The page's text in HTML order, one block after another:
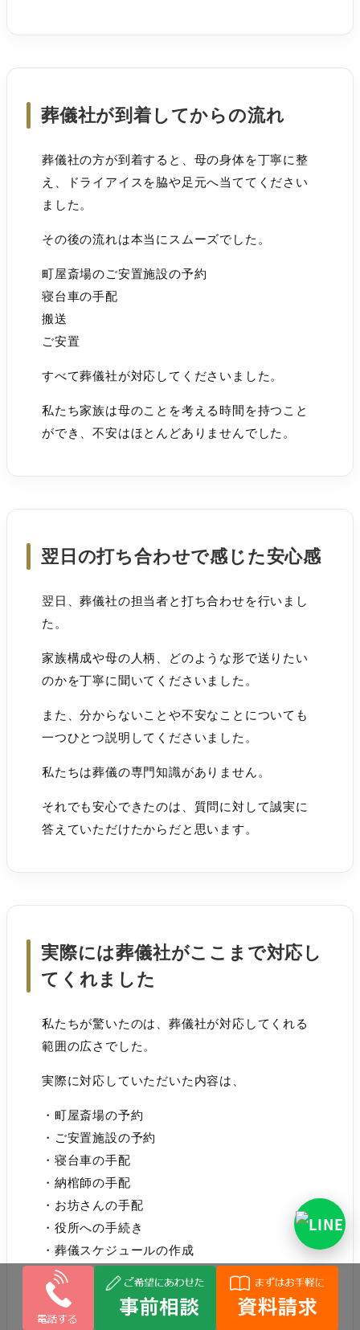
葬儀社が到着してからの流れ
葬儀社の方が到着すると、母の身体を丁寧に整
え、ドライアイスを脇や足元へ当ててください
ました。
その後の流れは本当にスムーズでした。
町屋斎場のご安置施設の予約
寝台車の手配
搬送
ご安置
すべて葬儀社が対応してくださいました。
私たち家族は母のことを考える時間を持つこと
ができ、不安はほとんどありませんでした。
翌日の打ち合わせで感じた安心感
翌日、葬儀社の担当者と打ち合わせを行いまし
た。
家族構成や母の人柄、どのような形で送りたい
のかを丁寧に聞いてくださいました。
また、分からないことや不安なことについても
一つひとつ説明してくださいました。
私たちは葬儀の専門知識がありません。
それでも安心できたのは、質問に対して誠実に
答えていただけたからだと思います。
実際には葬儀社がここまで対応し
てくれました
私たちが驚いたのは、葬儀社が対応してくれる
範囲の広さでした。
実際に対応していただいた内容は、
・町屋斎場の予約
・ご安置施設の予約
・寝台車の手配
・納棺師の手配
・お坊さんの手配
・役所への手続き
・葬儀スケジュールの作成
・喪主がやるべきことの説明
・お布施についての案内
・お食事の手配